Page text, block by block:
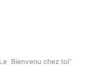
désolation.
par inertie